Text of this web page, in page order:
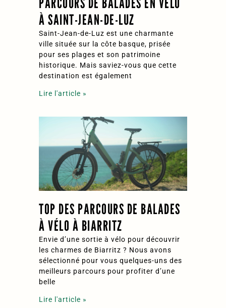
À SAINT-JEAN-DE-LUZ
Saint-Jean-de-Luz est une charmante
ville située sur la côte basque, prisée
pour ses plages et son patrimoine
historique. Mais saviez-vous que cette
destination est également
Lire l'article »
TOP DES PARCOURS DE BALADES
À VÉLO À BIARRITZ
Envie d’une sortie à vélo pour découvrir
les charmes de Biarritz ? Nous avons
sélectionné pour vous quelques-uns des
meilleurs parcours pour profiter d’une
belle
Lire l'article »